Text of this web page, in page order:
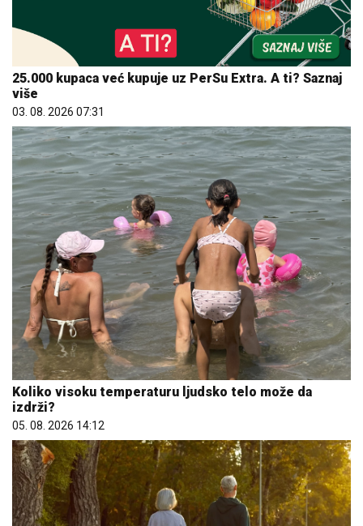
25.000 kupaca već kupuje uz PerSu Extra. A ti? Saznaj
više
03. 08. 2026 07:31
Koliko visoku temperaturu ljudsko telo može da
izdrži?
05. 08. 2026 14:12